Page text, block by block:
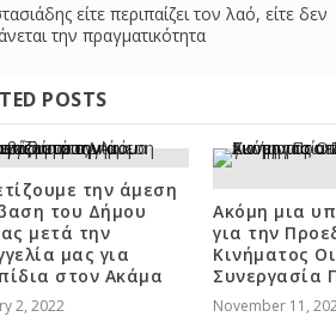
είτε περιπαίζει τον λαό, είτε δεν
την πραγματικότητα
POSTS
την άμεση
του Δήμου
μετά την
μας για
στον Ακάμα
2, 2022
Ακόμη μια
για την
Κινήματος
Συνεργασία
November 11,